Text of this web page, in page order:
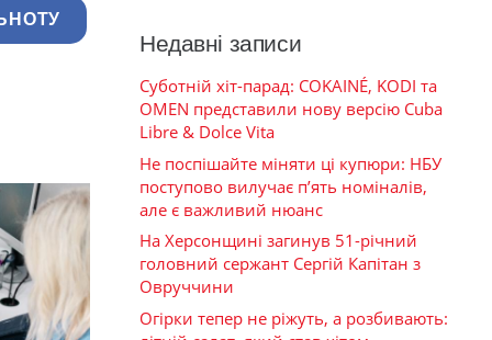
Недавні записи
Суботній хіт-парад: COKAINÉ, KODI та
OMEN представили нову версію Cuba
Libre & Dolce Vita
Не поспішайте міняти ці купюри: НБУ
поступово вилучає п’ять номіналів,
але є важливий нюанс
На Херсонщині загинув 51-річний
головний сержант Сергій Капітан з
Овруччини
Огірки тепер не ріжуть, а розбивають: